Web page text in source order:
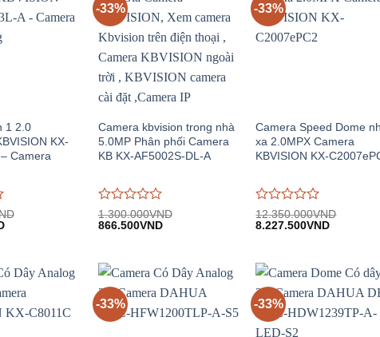
1 2.0
KX-
Camera
Giá
-33%
Camera kbvision trong nhà
5.0MP Phân phối Camera
KB KX-AF5002S-DL-A
Được
đánh
trên
5
1.300.000VND
Giá
866.500VNDGiá
-33%
Camera Speed Dome
xa 2.0MPX Camera
KBVISION KX-
Được
đánh
trên
5
12.350.000VND
Giá
8.227.500VNDGiá
-33% -33%